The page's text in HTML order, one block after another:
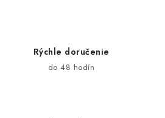
Rýchle doručenie
do 48 hodín